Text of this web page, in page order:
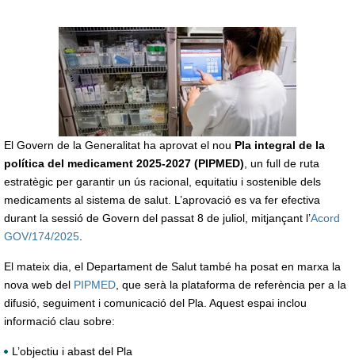
El Govern de la Generalitat ha aprovat el nou Pla integral de la
política del medicament 2025-2027 (PIPMED), un full de ruta
estratègic per garantir un ús racional, equitatiu i sostenible dels
medicaments al sistema de salut. L’aprovació es va fer efectiva
durant la sessió de Govern del passat 8 de juliol, mitjançant l’Acord
GOV/174/2025.
El mateix dia, el Departament de Salut també ha posat en marxa la
nova web del PIPMED, que serà la plataforma de referència per a la
difusió, seguiment i comunicació del Pla. Aquest espai inclou
informació clau sobre:
L’objectiu i abast del Pla